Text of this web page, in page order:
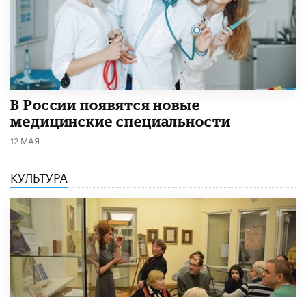
В России появятся новые
медицинские специальности
12 МАЯ
КУЛЬТУРА